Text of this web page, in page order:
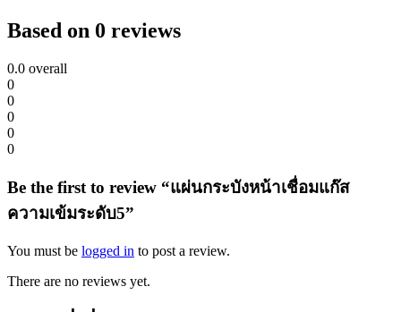
Based on 0 reviews
0.0 overall
0
0
0
0
0
Be the first to review “แผ่นกระบังหน้าเชื่อมแก๊ส
ความเข้มระดับ5”
You must be logged in to post a review.
There are no reviews yet.